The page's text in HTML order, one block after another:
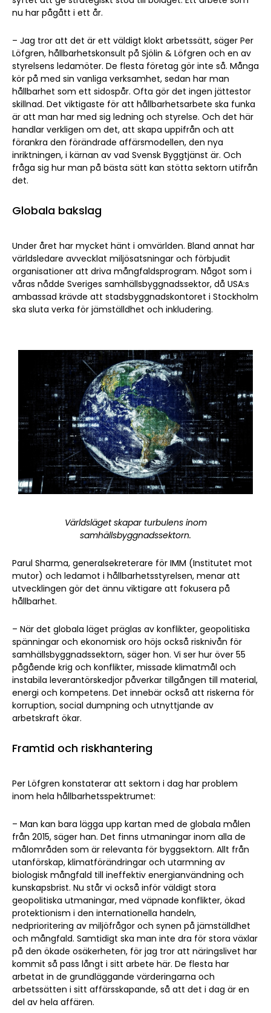
nu har pågått i ett år.
– Jag tror att det är ett väldigt klokt arbetssätt, säger Per
Löfgren, hållbarhetskonsult på Sjölin & Löfgren och en av
styrelsens ledamöter. De flesta företag gör inte så. Många
kör på med sin vanliga verksamhet, sedan har man
hållbarhet som ett sidospår. Ofta gör det ingen jättestor
skillnad. Det viktigaste för att hållbarhetsarbete ska funka
är att man har med sig ledning och styrelse. Och det här
handlar verkligen om det, att skapa uppifrån och att
förankra den förändrade affärsmodellen, den nya
inriktningen, i kärnan av vad Svensk Byggtjänst är. Och
fråga sig hur man på bästa sätt kan stötta sektorn utifrån
det.
Globala bakslag
Under året har mycket hänt i omvärlden. Bland annat har
världsledare avvecklat miljösatsningar och förbjudit
organisationer att driva mångfaldsprogram. Något som i
våras nådde Sveriges samhällsbyggnadssektor, då USA:s
ambassad krävde att stadsbyggnadskontoret i Stockholm
ska sluta verka för jämställdhet och inkludering.
Världsläget skapar turbulens inom
samhällsbyggnadssektorn.
Parul Sharma, generalsekreterare för IMM (Institutet mot
mutor) och ledamot i hållbarhetsstyrelsen, menar att
utvecklingen gör det ännu viktigare att fokusera på
hållbarhet.
– När det globala läget präglas av konflikter, geopolitiska
spänningar och ekonomisk oro höjs också risknivån för
samhällsbyggnadssektorn, säger hon. Vi ser hur över 55
pågående krig och konflikter, missade klimatmål och
instabila leverantörskedjor påverkar tillgången till material,
energi och kompetens. Det innebär också att riskerna för
korruption, social dumpning och utnyttjande av
arbetskraft ökar.
Framtid och riskhantering
Per Löfgren konstaterar att sektorn i dag har problem
inom hela hållbarhetsspektrumet:
– Man kan bara lägga upp kartan med de globala målen
från 2015, säger han. Det finns utmaningar inom alla de
målområden som är relevanta för byggsektorn. Allt från
utanförskap, klimatförändringar och utarmning av
biologisk mångfald till ineffektiv energianvändning och
kunskapsbrist. Nu står vi också inför väldigt stora
geopolitiska utmaningar, med väpnade konflikter, ökad
protektionism i den internationella handeln,
nedprioritering av miljöfrågor och synen på jämställdhet
och mångfald. Samtidigt ska man inte dra för stora växlar
på den ökade osäkerheten, för jag tror att näringslivet har
kommit så pass långt i sitt arbete här. De flesta har
arbetat in de grundläggande värderingarna och
arbetssätten i sitt affärsskapande, så att det i dag är en
del av hela affären.